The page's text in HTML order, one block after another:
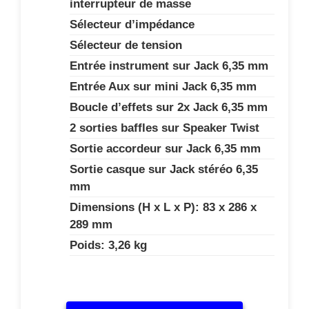
interrupteur de masse
Sélecteur d’impédance
Sélecteur de tension
Entrée instrument sur Jack 6,35 mm
Entrée Aux sur mini Jack 6,35 mm
Boucle d’effets sur 2x Jack 6,35 mm
2 sorties baffles sur Speaker Twist
Sortie accordeur sur Jack 6,35 mm
Sortie casque sur Jack stéréo 6,35
mm
Dimensions (H x L x P): 83 x 286 x
289 mm
Poids: 3,26 kg